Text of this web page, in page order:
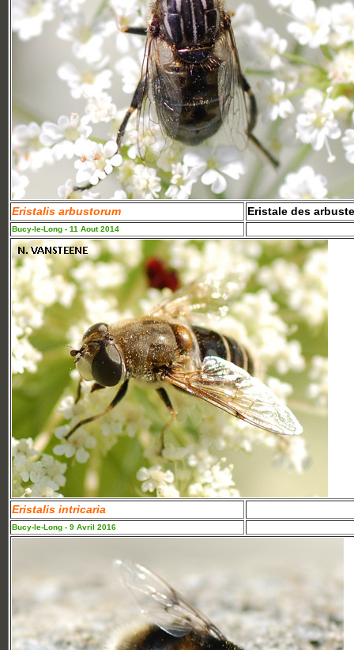
Eristalis arbustorum Eristale des
Bucy-le-Long - 11 Aout 2014
Eristalis intricaria
Bucy-le-Long - 9 Avril 2016